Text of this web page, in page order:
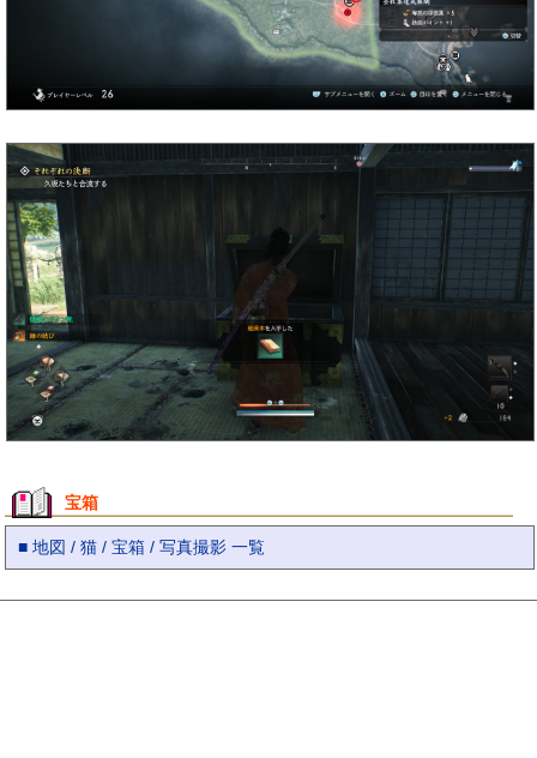
宝箱
■ 地図 / 猫 / 宝箱 / 写真撮影 一覧